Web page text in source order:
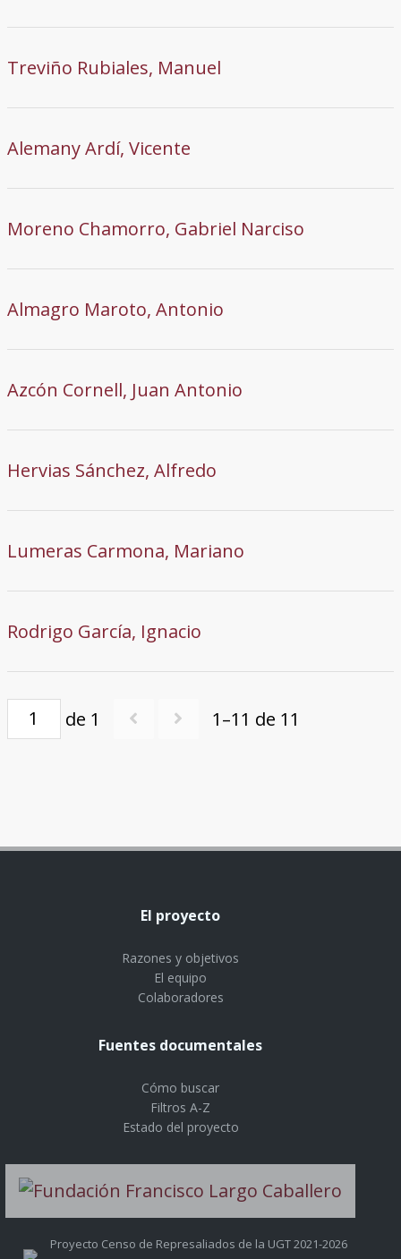
Treviño Rubiales, Manuel
Alemany Ardí, Vicente
Moreno Chamorro, Gabriel Narciso
Almagro Maroto, Antonio
Azcón Cornell, Juan Antonio
Hervias Sánchez, Alfredo
Lumeras Carmona, Mariano
Rodrigo García, Ignacio
de 1 1–11 de 11
El proyecto
Razones y objetivos
El equipo
Colaboradores
Fuentes documentales
Cómo buscar
Filtros A-Z
Estado del proyecto
Proyecto Censo de Represaliados de la UGT 2021-2026